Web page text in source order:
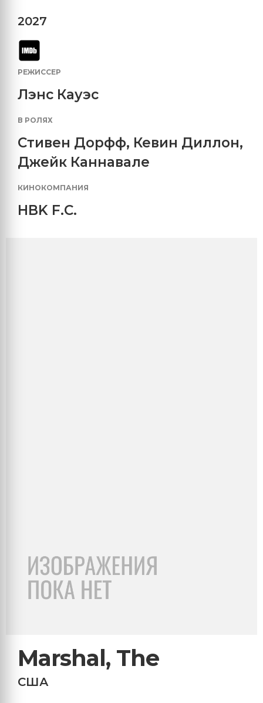
2027
РЕЖИССЕР
Лэнс Кауэс
В РОЛЯХ
Стивен Дорфф, Кевин Диллон,
Джейк Каннавале
КИНОКОМПАНИЯ
HBK F.C.
Marshal, The
США